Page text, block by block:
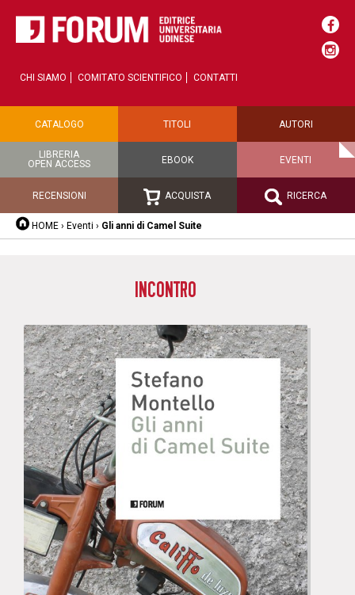
CHI SIAMO COMITATO SCIENTIFICO CONTATTI
CATALOGO TITOLI AUTORI
LIBRERIA
OPEN ACCESS
EBOOK EVENTI
RECENSIONI ACQUISTA RICERCA
HOME › Eventi › Gli anni di Camel Suite
INCONTRO